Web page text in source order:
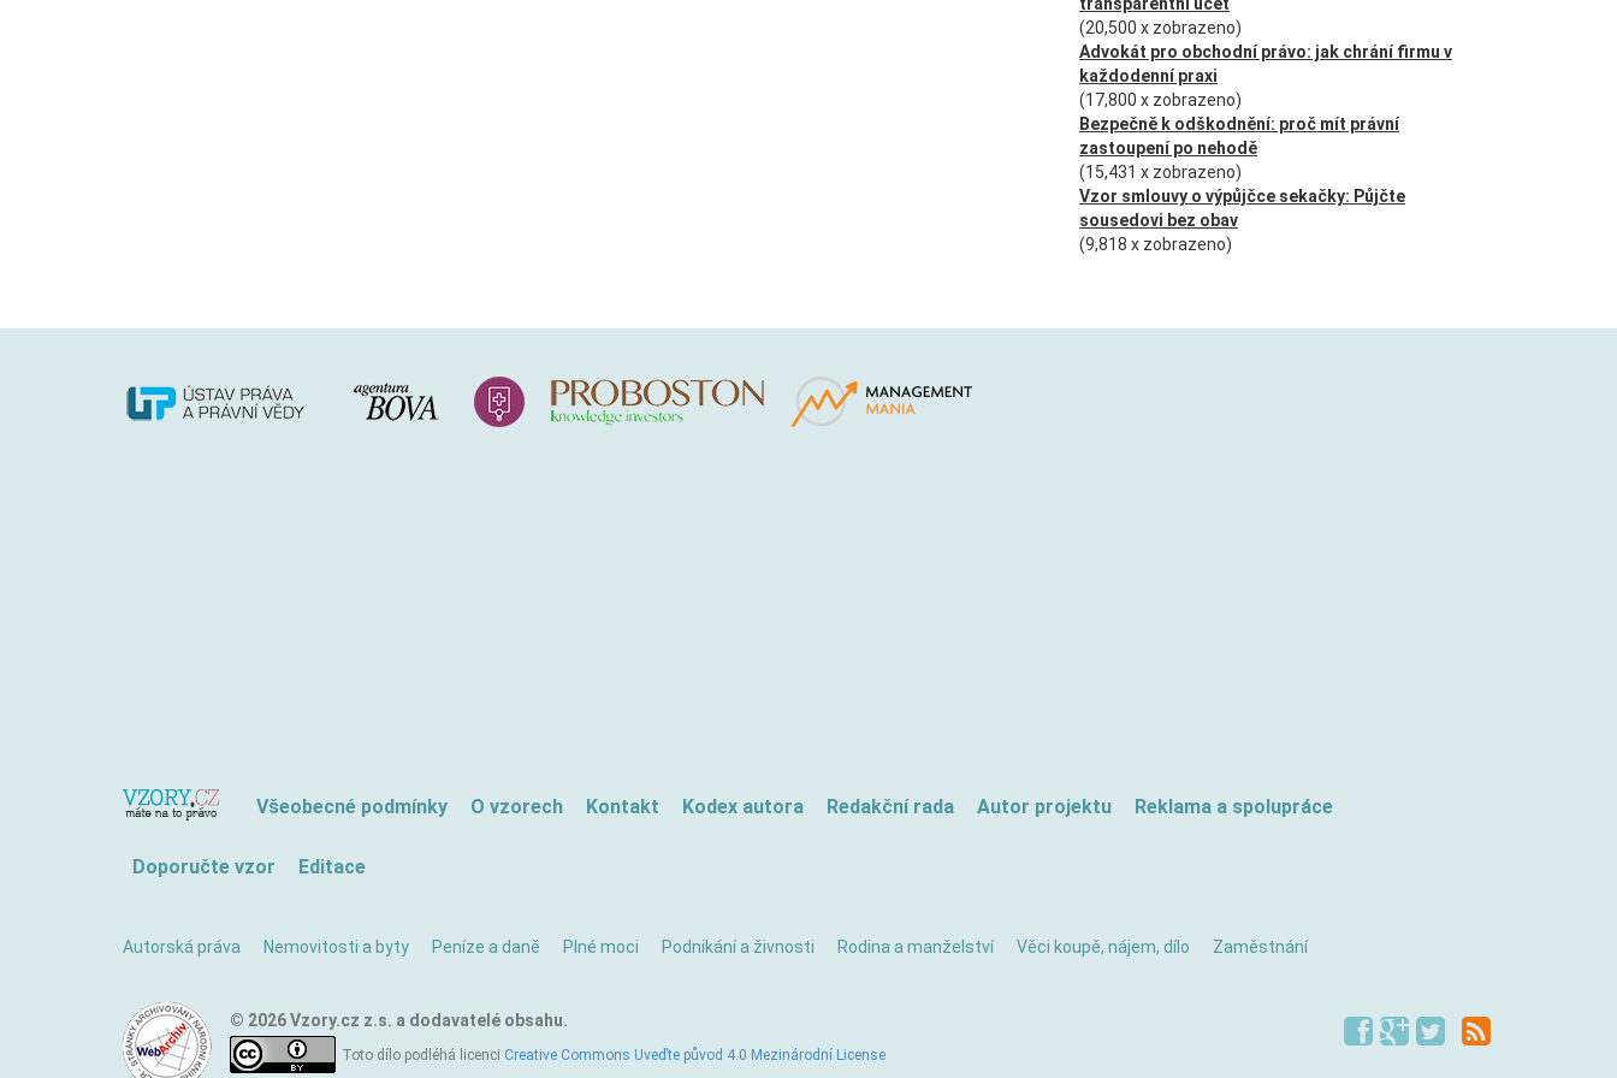
(20,500 x zobrazeno)
Advokát pro obchodní právo: jak chrání firmu v
každodenní praxi
(17,800 x zobrazeno)
Bezpečně k odškodnění: proč mít právní
zastoupení po nehodě
(15,431 x zobrazeno)
Vzor smlouvy o výpůjčce sekačky: Půjčte
sousedovi bez obav
(9,818 x zobrazeno)
Všeobecné podmínky O vzorech Kontakt Kodex autora Redakční rada Autor projektu Reklama a spolupráce
Doporučte vzor Editace
Autorská práva Nemovitosti a byty Peníze a daně Plné moci Podnikání a živnosti Rodina a manželství Věci koupě, nájem, dílo Zaměstnání
© 2026 Vzory.cz z.s. a dodavatelé obsahu.
Toto dílo podléhá licenci Creative Commons Uveďte původ 4.0 Mezinárodní License